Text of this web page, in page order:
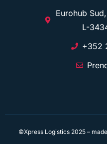
Eurohub
L-
+352
©Xpress Logistics 2025 –